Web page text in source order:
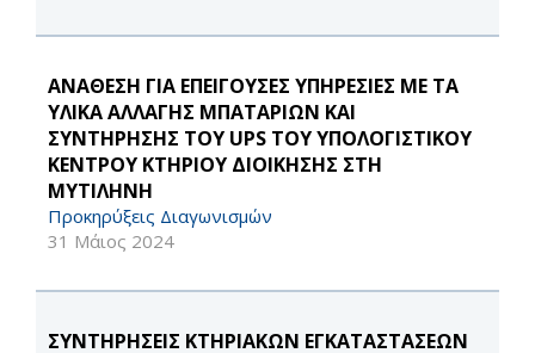
ΑΝΑΘΕΣΗ ΓΙΑ ΕΠΕΙΓΟΥΣΕΣ ΥΠΗΡΕΣΙΕΣ ΜΕ ΤΑ
ΥΛΙΚΑ ΑΛΛΑΓΗΣ ΜΠΑΤΑΡΙΩΝ ΚΑΙ
ΣΥΝΤΗΡΗΣΗΣ ΤΟΥ UPS ΤΟΥ ΥΠΟΛΟΓΙΣΤΙΚΟΥ
ΚΕΝΤΡΟΥ ΚΤΗΡΙΟΥ ΔΙΟΙΚΗΣΗΣ ΣΤΗ
ΜΥΤΙΛΗΝΗ
Προκηρύξεις Διαγωνισμών
31 Μάιος 2024
ΣΥΝΤΗΡΗΣΕΙΣ ΚΤΗΡΙΑΚΩΝ ΕΓΚΑΤΑΣΤΑΣΕΩΝ